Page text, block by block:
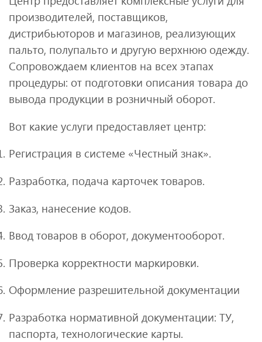
производителей, поставщиков,
дистрибьюторов и магазинов, реализующих
пальто, полупальто и другую верхнюю одежду.
Сопровождаем клиентов на всех этапах
процедуры: от подготовки описания товара до
вывода продукции в розничный оборот.
Вот какие услуги предоставляет центр:
Регистрация в системе «Честный знак».
Разработка, подача карточек товаров.
Заказ, нанесение кодов.
Ввод товаров в оборот, документооборот.
Проверка корректности маркировки.
Оформление разрешительной документации
Разработка нормативной документации: ТУ,
паспорта, технологические карты.